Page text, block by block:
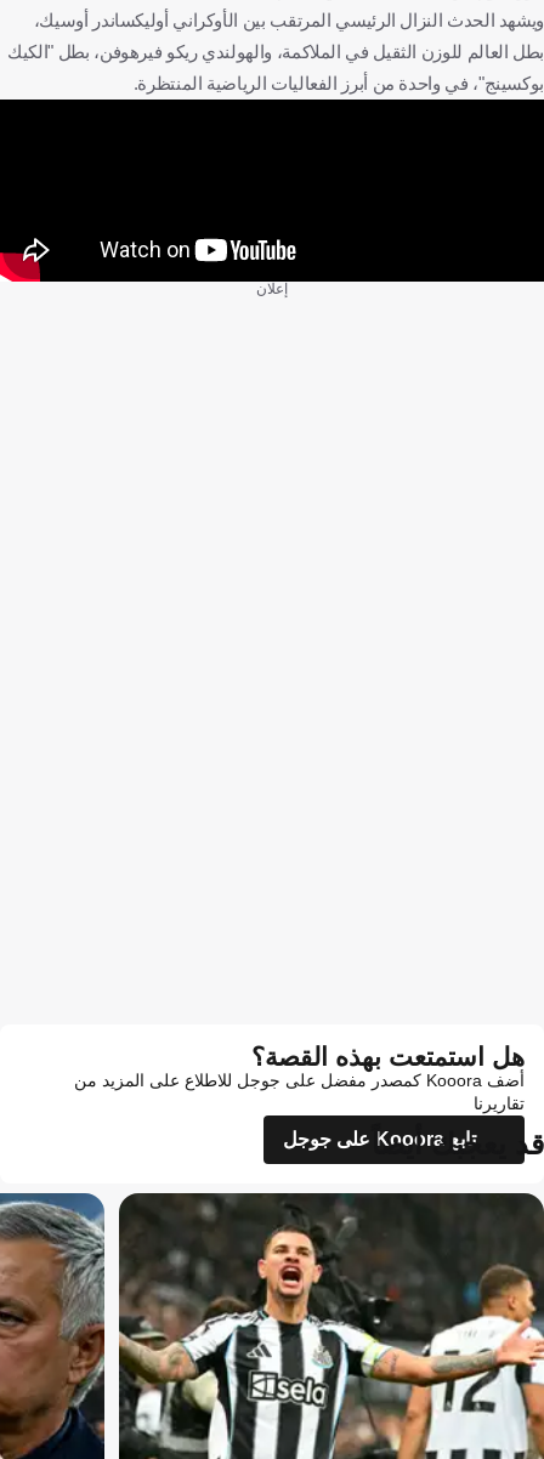
ويشهد الحدث النزال الرئيسي المرتقب بين الأوكراني أوليكساندر أوسيك،
بطل العالم للوزن الثقيل في الملاكمة، والهولندي ريكو فيرهوفن، بطل "الكيك
بوكسينج"، في واحدة من أبرز الفعاليات الرياضية المنتظرة.
إعلان
هل استمتعت بهذه القصة؟
أضف Kooora كمصدر مفضل على جوجل للاطلاع على المزيد من
تقاريرنا
تابع Kooora على جوجل
قد يعجبك أيضاً